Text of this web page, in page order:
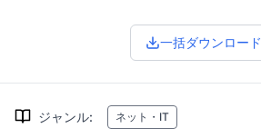
一括ダウンロード
ジャンル: ネット・IT